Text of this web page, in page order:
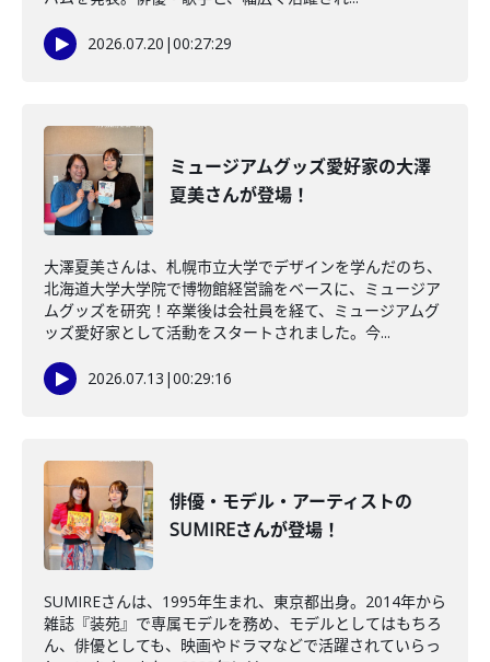
2026.07.20 |00:27:29
ミュージアムグッズ愛好家の大澤
夏美さんが登場！
大澤夏美さんは、札幌市立大学でデザインを学んだのち、
北海道大学大学院で博物館経営論をベースに、ミュージア
ムグッズを研究！卒業後は会社員を経て、ミュージアムグ
ッズ愛好家として活動をスタートされました。今...
2026.07.13 |00:29:16
俳優・モデル・アーティストの
SUMIREさんが登場！
SUMIREさんは、1995年生まれ、東京都出身。2014年から
雑誌『装苑』で専属モデルを務め、モデルとしてはもちろ
ん、俳優としても、映画やドラマなどで活躍されていらっ